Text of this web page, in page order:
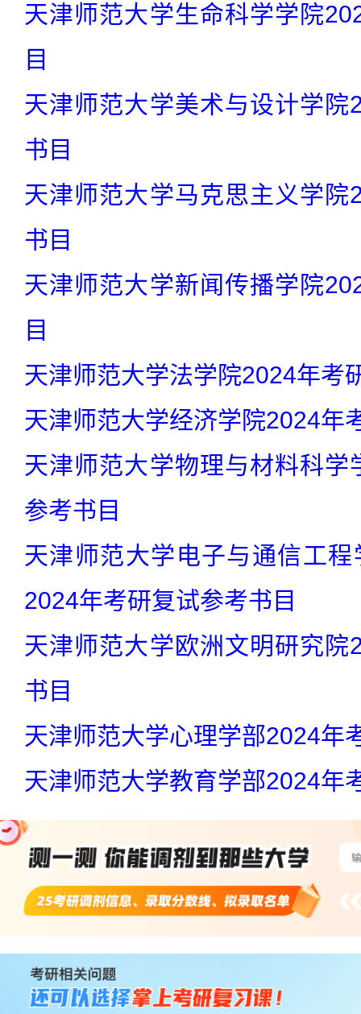
天津师范大学生命科学学院
目
天津师范大学美术与设计学院
书目
天津师范大学马克思主义学院
书目
天津师范大学新闻传播学院
目
天津师范大学法学院2024年考
天津师范大学经济学院2024年
天津师范大学物理与材料科学
参考书目
天津师范大学电子与通信工
2024年考研复试参考书目
天津师范大学欧洲文明研究院
书目
天津师范大学心理学部2024年
天津师范大学教育学部2024年